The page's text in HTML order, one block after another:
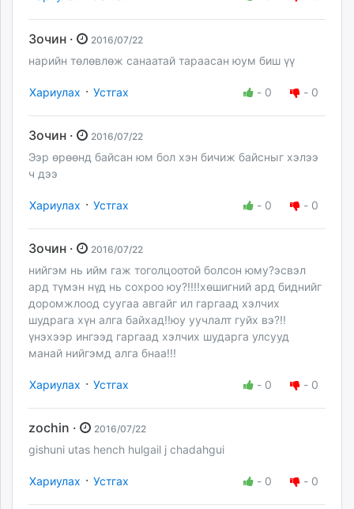
Зочин · 2016/07/22
нарийн төлөвлөж санаатай тараасан юум биш үү
Хариулах · Устгах - 0 - 0
Зочин · 2016/07/22
Ээр өрөөнд байсан юм бол хэн бичиж байсныг хэлээ
ч дээ
Хариулах · Устгах - 0 - 0
Зочин · 2016/07/22
нийгэм нь ийм гаж тоголцоотой болсон юму?эсвэл
ард түмэн нүд нь сохроо юу?!!!!хөшигний ард биднийг
доромжлоод суугаа авгайг ил гаргаад хэлчих
шудрага хүн алга байхад!!юу уучлалт гуйх вэ?!!
үнэхээр ингээд гаргаад хэлчих шударга улсууд
манай нийгэмд алга бнаа!!!
Хариулах · Устгах - 0 - 0
zochin · 2016/07/22
gishuni utas hench hulgail j chadahgui
Хариулах · Устгах - 0 - 0